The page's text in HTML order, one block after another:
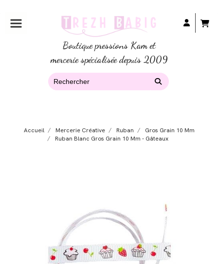
Boutique pressions Kam et
mercerie spécialisée depuis 2009
Accueil Mercerie Créative Ruban
Gros Grain 10 Mm
Ruban Blanc Gros Grain 10 Mm - Gâteaux